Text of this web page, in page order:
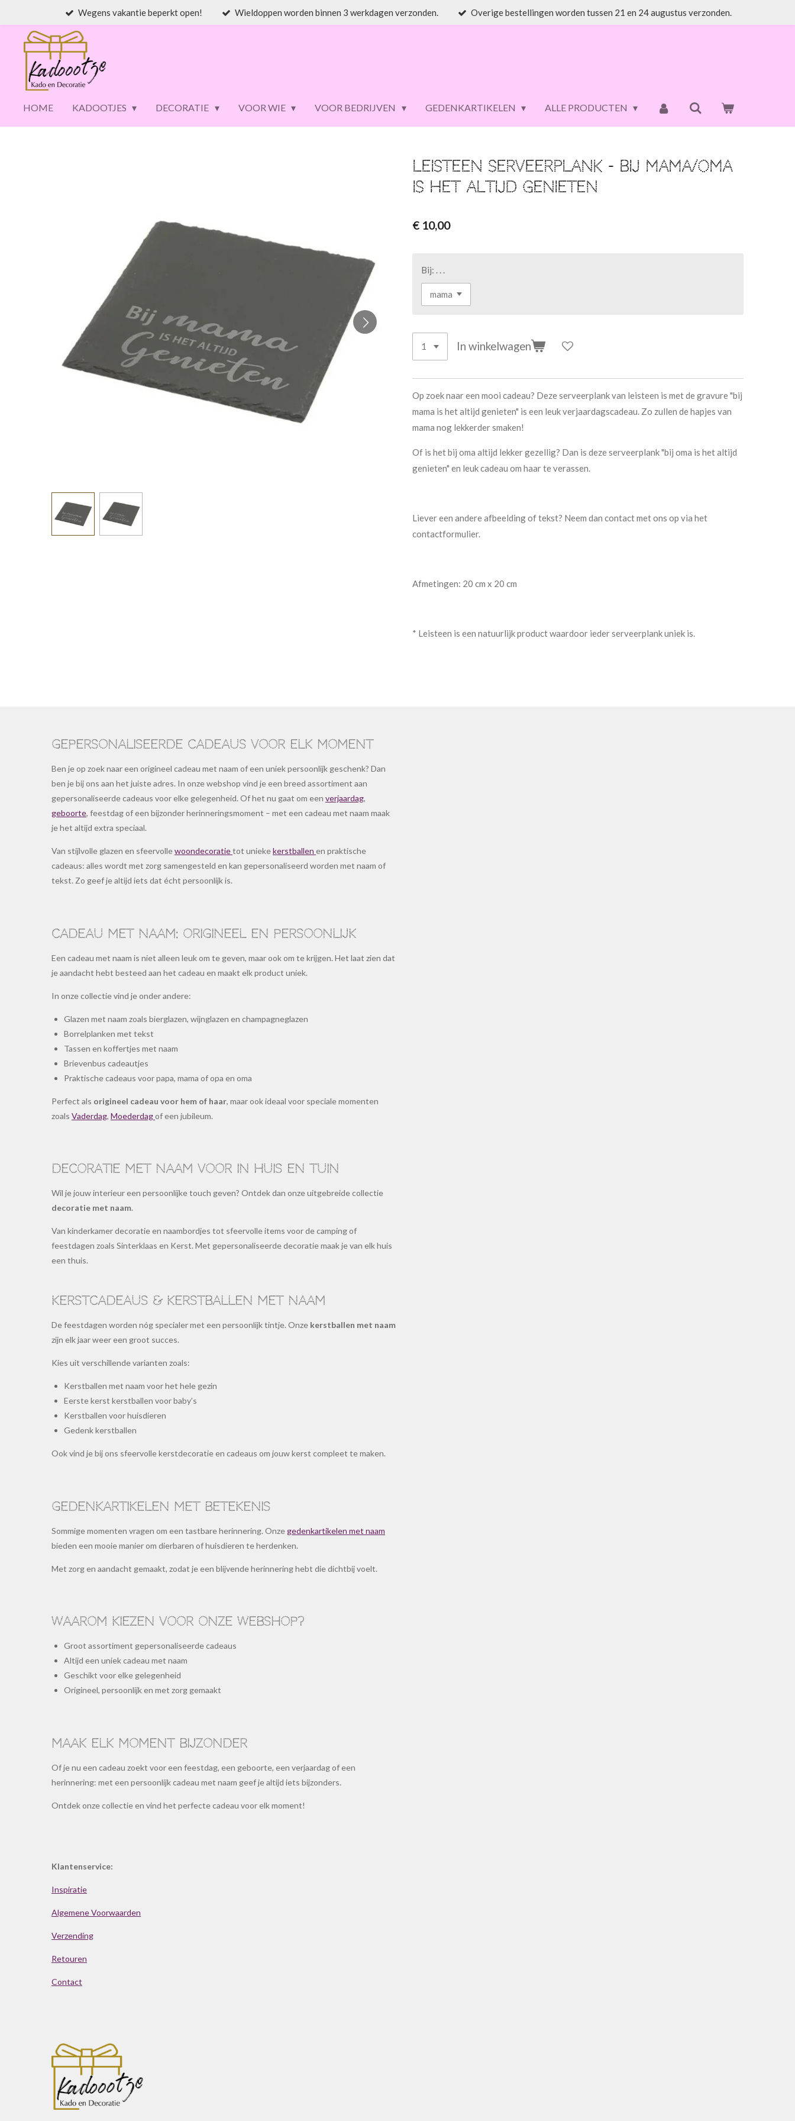
hoofdinhoud
Wegens vakantie beperkt open! Wieldoppen worden binnen 3 werkdagen verzonden. Overige bestellingen worden tussen 21 en 24 augustus verzonden.
HOME KADOOTJES DECORATIE VOOR WIE VOOR BEDRIJVEN GEDENKARTIKELEN ALLE PRODUCTEN
Leisteen serveerplank - Bij mama/oma
is het altijd genieten
€ 10,00
Bij: . . .
In winkelwagen
Op zoek naar een mooi cadeau? Deze serveerplank van leisteen is met de gravure "bij
mama is het altijd genieten" is een leuk verjaardagscadeau. Zo zullen de hapjes van
mama nog lekkerder smaken!
Of is het bij oma altijd lekker gezellig? Dan is deze serveerplank "bij oma is het altijd
genieten" en leuk cadeau om haar te verassen.
Liever een andere afbeelding of tekst? Neem dan contact met ons op via het
contactformulier.
Afmetingen: 20 cm x 20 cm
* Leisteen is een natuurlijk product waardoor ieder serveerplank uniek is.
Gepersonaliseerde cadeaus voor elk moment
Ben je op zoek naar een origineel cadeau met naam of een uniek persoonlijk geschenk? Dan
ben je bij ons aan het juiste adres. In onze webshop vind je een breed assortiment aan
gepersonaliseerde cadeaus voor elke gelegenheid. Of het nu gaat om een verjaardag,
geboorte, feestdag of een bijzonder herinneringsmoment – met een cadeau met naam maak
je het altijd extra speciaal.
Van stijlvolle glazen en sfeervollewoondecoratietot uniekekerstballen en praktische
cadeaus: alles wordt met zorg samengesteld en kan gepersonaliseerd worden met naam of
tekst. Zo geef je altijd iets dat écht persoonlijk is.
Cadeau met naam: origineel en persoonlijk
Een cadeau met naam is niet alleen leuk om te geven, maar ook om te krijgen. Het laat zien dat
je aandacht hebt besteed aan het cadeau en maakt elk product uniek.
In onze collectie vind je onder andere:
Glazen met naam zoals bierglazen, wijnglazen en champagneglazen
Borrelplanken met tekst
Tassen en koffertjes met naam
Brievenbus cadeautjes
Praktische cadeaus voor papa, mama of opa en oma
Perfect als origineel cadeau voor hem of haar, maar ook ideaal voor speciale momenten
zoals Vaderdag, Moederdagof een jubileum.
Decoratie met naam voor in huis en tuin
Wil je jouw interieur een persoonlijke touch geven? Ontdek dan onze uitgebreide collectie
decoratie met naam.
Van kinderkamer decoratie en naambordjes tot sfeervolle items voor de camping of
feestdagen zoals Sinterklaas en Kerst. Met gepersonaliseerde decoratie maak je van elk huis
een thuis.
Kerstcadeaus & kerstballen met naam
De feestdagen worden nóg specialer met een persoonlijk tintje. Onze kerstballen met naam
zijn elk jaar weer een groot succes.
Kies uit verschillende varianten zoals:
Kerstballen met naam voor het hele gezin
Eerste kerst kerstballen voor baby’s
Kerstballen voor huisdieren
Gedenk kerstballen
Ook vind je bij ons sfeervolle kerstdecoratie en cadeaus om jouw kerst compleet te maken.
Gedenkartikelen met betekenis
Sommige momenten vragen om een tastbare herinnering. Onze gedenkartikelen met naam
bieden een mooie manier om dierbaren of huisdieren te herdenken.
Met zorg en aandacht gemaakt, zodat je een blijvende herinnering hebt die dichtbij voelt.
Waarom kiezen voor onze webshop?
Groot assortiment gepersonaliseerde cadeaus
Altijd een uniek cadeau met naam
Geschikt voor elke gelegenheid
Origineel, persoonlijk en met zorg gemaakt
Maak elk moment bijzonder
Of je nu een cadeau zoekt voor een feestdag, een geboorte, een verjaardag of een
herinnering: met een persoonlijk cadeau met naam geef je altijd iets bijzonders.
Ontdek onze collectie en vind het perfecte cadeau voor elk moment!
Klantenservice:
Inspiratie
Algemene Voorwaarden
Verzending
Retouren
Contact